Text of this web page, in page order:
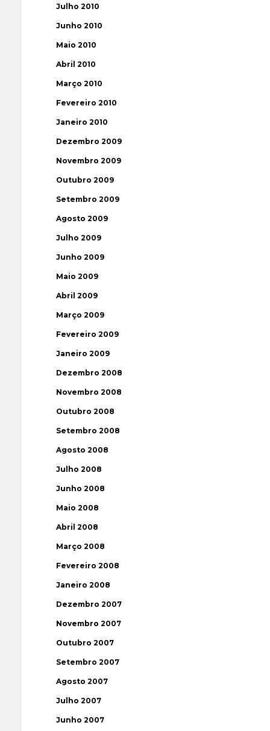
Julho 2010
Junho 2010
Maio 2010
Abril 2010
Março 2010
Fevereiro 2010
Janeiro 2010
Dezembro 2009
Novembro 2009
Outubro 2009
Setembro 2009
Agosto 2009
Julho 2009
Junho 2009
Maio 2009
Abril 2009
Março 2009
Fevereiro 2009
Janeiro 2009
Dezembro 2008
Novembro 2008
Outubro 2008
Setembro 2008
Agosto 2008
Julho 2008
Junho 2008
Maio 2008
Abril 2008
Março 2008
Fevereiro 2008
Janeiro 2008
Dezembro 2007
Novembro 2007
Outubro 2007
Setembro 2007
Agosto 2007
Julho 2007
Junho 2007